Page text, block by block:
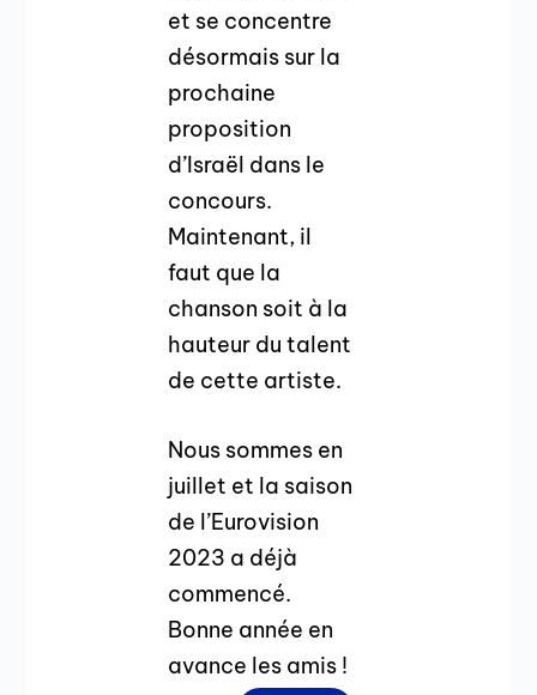
et se concentre
désormais sur la
prochaine
proposition
d’Israël dans le
concours.
Maintenant, il
faut que la
chanson soit à la
hauteur du talent
de cette artiste.
Nous sommes en
juillet et la saison
de l’Eurovision
2023 a déjà
commencé.
Bonne année en
avance les amis !